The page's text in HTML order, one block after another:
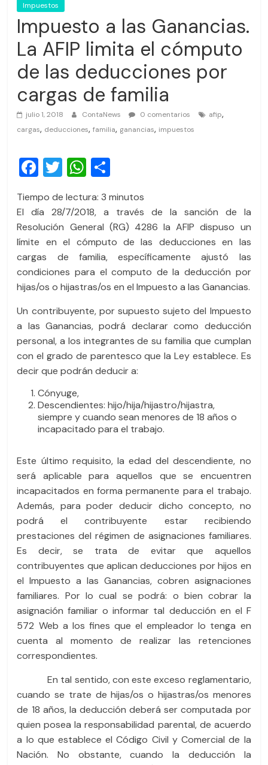
Impuestos
Impuesto a las Ganancias.
La AFIP limita el cómputo
de las deducciones por
cargas de familia
julio 1, 2018 ContaNews 0 comentarios afip,
cargas, deducciones,familia, ganancias, impuestos
F
c
e
b
o
o
T
tt
er
W
at
s
A
p
p
m
p
ar
tir
Tiempo de lectura: 3 minutos
El día 28/7/2018, a través de la sanción de la
Resolución General (RG) 4286 la AFIP dispuso un
límite en el cómputo de las deducciones en las
cargas de familia, específicamente ajustó las
condiciones para el computo de la deducción por
hijas/os o hijastras/os en el Impuesto a las Ganancias.
Un contribuyente, por supuesto sujeto del Impuesto
a las Ganancias, podrá declarar como deducción
personal, a los integrantes de su familia que cumplan
con el grado de parentesco que la Ley establece. Es
decir que podrán deducir a:
Cónyuge,
Descendientes: hijo/hija/hijastro/hijastra,
siempre y cuando sean menores de 18 años o
incapacitado para el trabajo.
Este último requisito, la edad del descendiente, no
será aplicable para aquellos que se encuentren
incapacitados en forma permanente para el trabajo.
Además, para poder deducir dicho concepto, no
podrá el contribuyente estar recibiendo
prestaciones del régimen de asignaciones familiares.
Es decir, se trata de evitar que aquellos
contribuyentes que aplican deducciones por hijos en
el Impuesto a las Ganancias, cobren asignaciones
familiares. Por lo cual se podrá: o bien cobrar la
asignación familiar o informar tal deducción en el F
572 Web a los fines que el empleador lo tenga en
cuenta al momento de realizar las retenciones
correspondientes.
En tal sentido, con este exceso reglamentario,
cuando se trate de hijas/os o hijastras/os menores
de 18 años, la deducción deberá ser computada por
quien posea la responsabilidad parental, de acuerdo
a lo que establece el Código Civil y Comercial de la
Nación. No obstante, cuando la deducción la